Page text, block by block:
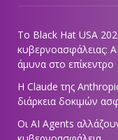
Το Black Hat USA
κυβερνοασφάλειας:
άμυνα στο επίκεντρο
Η Claude της
διάρκεια δοκιμών
Οι AI Agents